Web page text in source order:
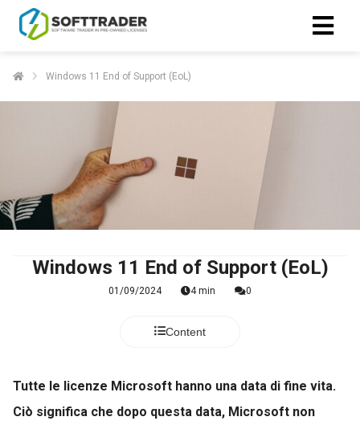
Windows 11 End of Support (EoL)
Windows 11 End of Support (EoL)
01/09/2024 4 min 0
Content
Tutte le licenze Microsoft hanno una data di fine vita.
Ciò significa che dopo questa data, Microsoft non